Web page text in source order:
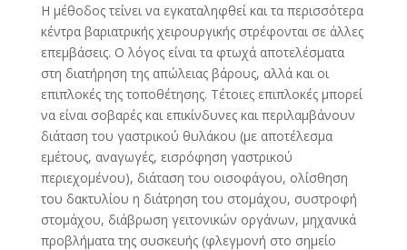
Η μέθοδος τείνει να εγκαταληφθεί και τα περισσότερα
κέντρα βαριατρικής χειρουργικής στρέφονται σε άλλες
επεμβάσεις. Ο λόγος είναι τα φτωχά αποτελέσματα
στη διατήρηση της απώλειας βάρους, αλλά και οι
επιπλοκές της τοποθέτησης. Τέτοιες επιπλοκές μπορεί
να είναι σοβαρές και επικίνδυνες και περιλαμβάνουν
διάταση του γαστρικού θυλάκου (με αποτέλεσμα
εμέτους, αναγωγές, εισρόφηση γαστρικού
περιεχομένου), διάταση του οισοφάγου, ολίσθηση
του δακτυλίου η διάτρηση του στομάχου, συστροφή
στομάχου, διάβρωση γειτονικών οργάνων, μηχανικά
προβλήματα της συσκευής (φλεγμονή στο σημείο